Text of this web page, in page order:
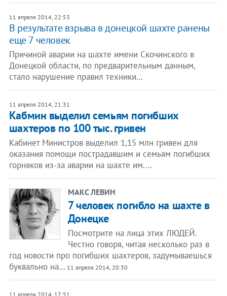
11 апреля 2014, 22:53
В результате взрыва в донецкой шахте ранены
еще 7 человек
Причиной аварии на шахте имени Скочинского в
Донецкой области, по предварительным данным,
стало нарушение правил техники…
11 апреля 2014, 21:31
Кабмин выделил семьям погибших
шахтеров по 100 тыс. гривен
Кабинет Министров выделил 1,15 млн гривен для
оказания помощи пострадавшим и семьям погибших
горняков из-за аварии на шахте им.…
МАКС ЛЕВИН
7 человек погибло на шахте в
Донецке
Посмотрите на лица этих ЛЮДЕЙ.
Честно говоря, читая несколько раз в
год новости про погибших шахтеров, задумываешься
буквально на… 11 апреля 2014, 20:30
11 апреля 2014, 17:51